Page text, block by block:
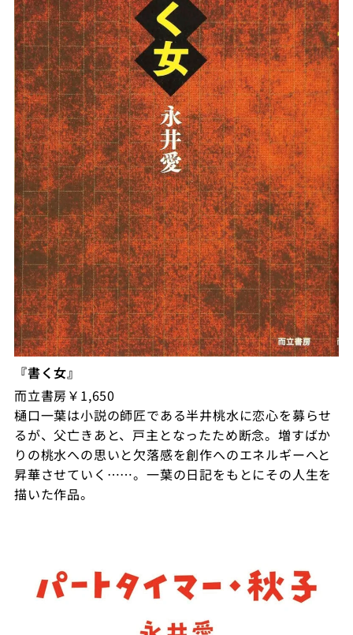
『書く女』
而立書房￥1,650
樋口一葉は⼩説の師匠である半井桃水に恋心を募らせ
るが、父亡きあと、戸主となったため断念。増すばか
りの桃水への思いと欠落感を創作へのエネルギーへと
昇華させていく……。一葉の日記をもとにその人生を
描いた作品。